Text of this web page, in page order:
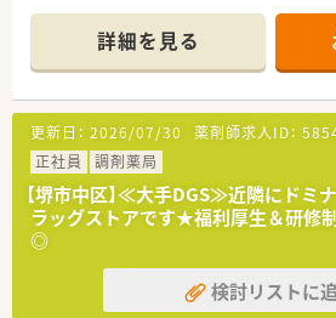
す。
詳細を見る
更新日： 2026/07/30 薬剤師求人ID：
正社員
調剤薬局
【堺市中区】≪大手DGS≫近隣にドミ
ラッグストアです★福利厚生＆研修
◎
検討リストに